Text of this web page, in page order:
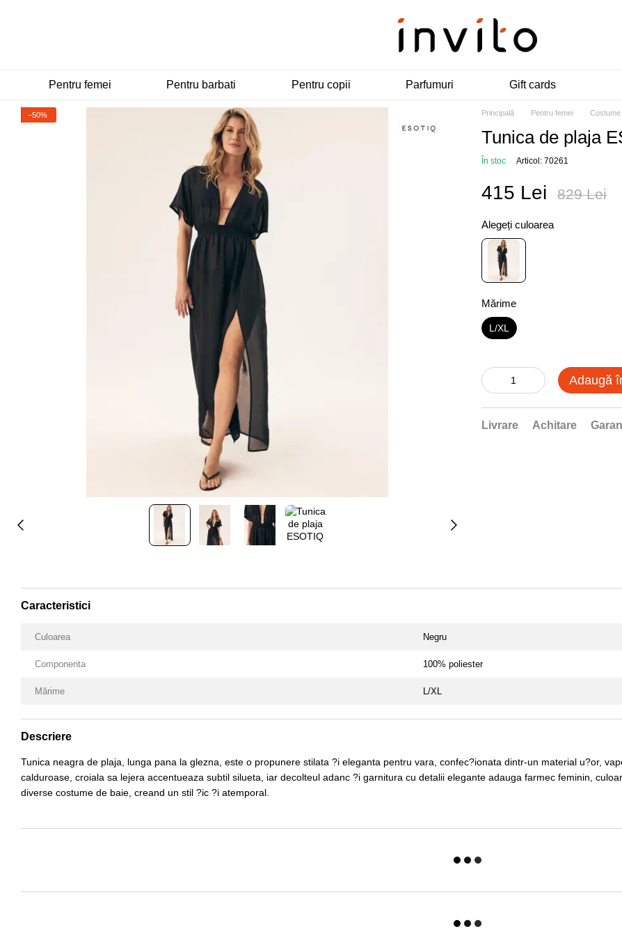
Pentru femei Pentru barbati Pentru copii Parfumuri Gift cards
−50% Principală Pentru femei Costume
Tunica de plaja
În stoc Articol: 70261
415 Lei 829 Lei
Alegeți culoarea
Mărime
L/XL
Adaugă
Livrare Achitare
Caracteristici
Culoarea Negru
Componenta 100% poliester
Mărime L/XL
Descriere
Tunica neagra de plaja, lunga pana la glezna, este o propunere stilata ?i eleganta pentru vara, confec?ionata dintr-un material u?or,
calduroase, croiala sa lejera accentueaza subtil silueta, iar decolteul adanc ?i garnitura cu detalii elegante adauga farmec feminin,
diverse costume de baie, creand un stil ?ic ?i atemporal.